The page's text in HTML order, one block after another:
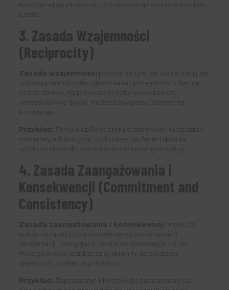
kończącej się promocji, co zwiększa sprzedaż w krótkim
czasie.
3. Zasada Wzajemności
(Reciprocity)
Zasada wzajemności polega na tym, że ludzie czują się
zobowiązani do odwzajemnienia uprzejmości. Oferując
coś za darmo, na przykład próbkę produktu czy
wartościowy e-book, możesz zwiększyć szanse na
konwersję.
Przykład: Firma HubSpot oferuje darmowe narzędzia i
materiały edukacyjne, co buduje zaufanie i skłania
użytkowników do korzystania z ich płatnych usług.
4. Zasada Zaangażowania i
Konsekwencji (Commitment and
Consistency)
Zasada zaangażowania i konsekwencji mówi, że
ludzie dążą do bycia konsekwentnymi w swoich
działaniach i decyzjach. Jeśli ktoś zobowiąże się do
małego kroku, jest bardziej skłonny do podjęcia
większych działań w przyszłości.
Przykład: Zaproszenie klientów do zapisania się na